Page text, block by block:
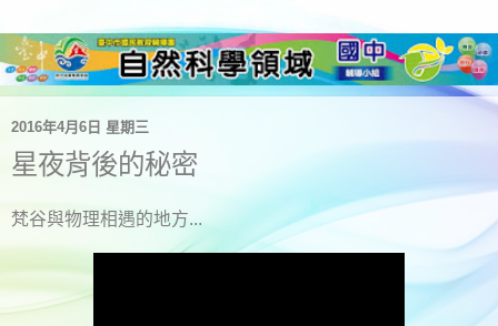
2016年4月6日 星期三
星夜背後的秘密
梵谷與物理相遇的地方...